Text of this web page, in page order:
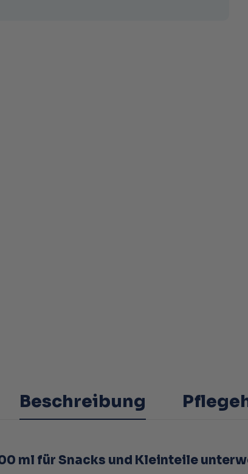
Beschreibung
ml für Snacks und Kleinteile